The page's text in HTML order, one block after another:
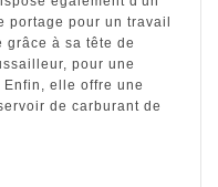
pour un travail
grâce à sa tête de
pour une
elle offre une
de carburant de